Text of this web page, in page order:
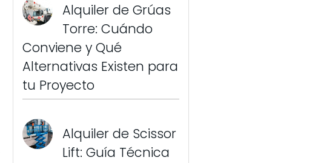
Alquiler de Grúas
Torre: Cuándo
Conviene y Qué
Alternativas Existen para
tu Proyecto
Alquiler de Scissor
Lift: Guía Técnica